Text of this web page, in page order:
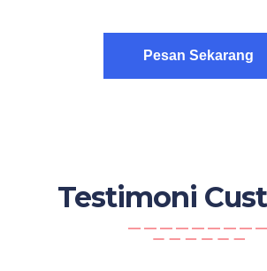
Pesan Sekarang
Testimoni